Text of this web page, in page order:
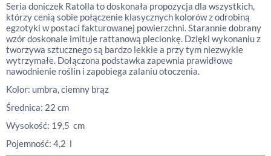
Seria doniczek Ratolla to doskonała propozycja dla wszystkich,
którzy cenią sobie połączenie klasycznych kolorów z odrobiną
egzotyki w postaci fakturowanej powierzchni. Starannie dobrany
wzór doskonale imituje rattanową plecionkę. Dzięki wykonaniu z
tworzywa sztucznego są bardzo lekkie a przy tym niezwykle
wytrzymałe. Dołączona podstawka zapewnia prawidłowe
nawodnienie roślin i zapobiega zalaniu otoczenia.
Kolor: umbra, ciemny brąz
Średnica: 22 cm
Wysokość: 19,5 cm
Pojemność: 4,2 l